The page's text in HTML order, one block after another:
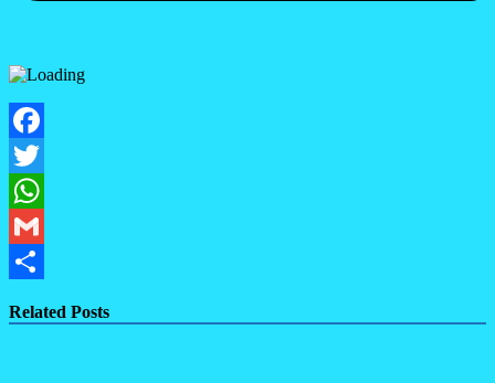
Facebook
Twitter
WhatsApp
Gmail
Related Posts